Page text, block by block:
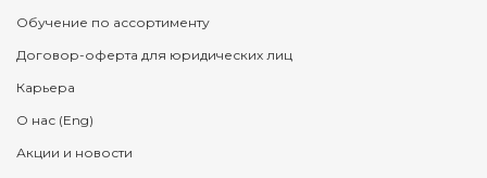
Обучение по ассортименту
Договор-оферта для юридических лиц
Карьера
О нас (Eng)
Акции и новости